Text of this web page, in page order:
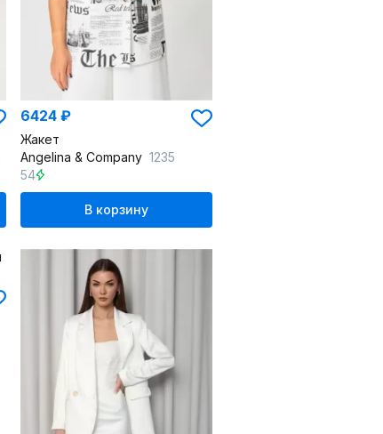
6424 ₽
Жакет
Angelina & Сompany 1235
54
В корзину